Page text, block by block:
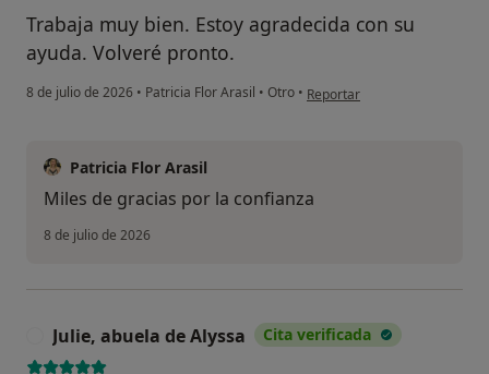
Trabaja muy bien. Estoy agradecida con su
ayuda. Volveré pronto.
8 de julio de 2026 • Patricia Flor Arasil • Otro • en opinión del usuario
Reportar
Patricia Flor Arasil
Miles de gracias por la confianza
8 de julio de 2026
Julie, abuela de Alyssa Cita verificada